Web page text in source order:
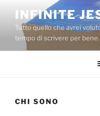
contenuto
INFINITE
Tutto quello che avrei
tempo di scrivere per bene.
CHI SONO